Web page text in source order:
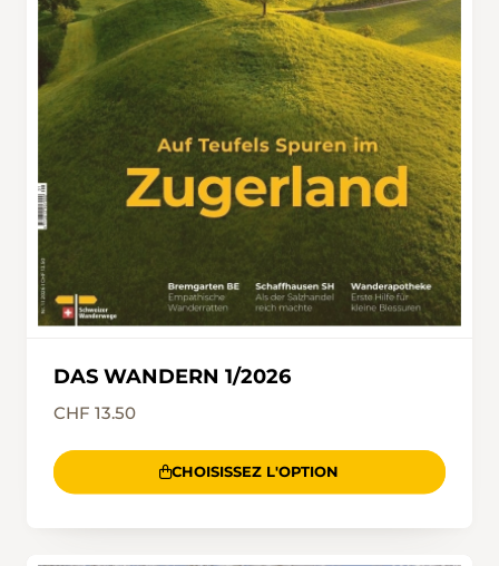
DAS WANDERN 1/2026
CHF 13.50
CHOISISSEZ L'OPTION